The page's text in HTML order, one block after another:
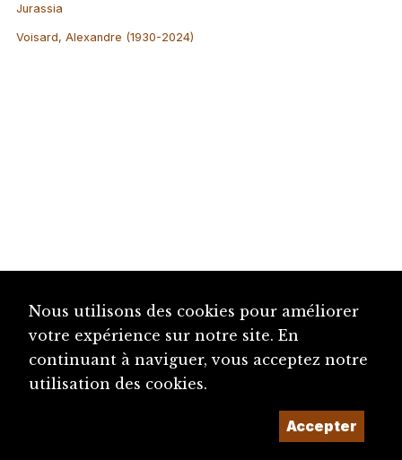
Jurassia
Voisard, Alexandre (1930-2024)
Nous utilisons des cookies pour améliorer
votre expérience sur notre site. En
continuant à naviguer, vous acceptez notre
utilisation des cookies.
Accepter